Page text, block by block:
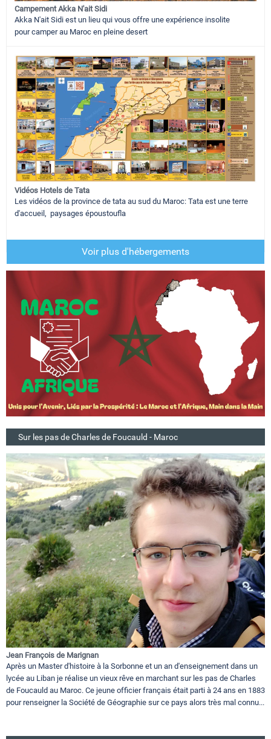
Campement Akka N'ait Sidi
Akka N'ait Sidi est un lieu qui vous offre une expérience insolite
pour camper au Maroc en pleine desert
Vidéos Hotels de Tata
Les vidéos de la province de tata au sud du Maroc: Tata est une terre
d'accueil, paysages époustoufla
Voir plus d'hébergements
Sur les pas de Charles de Foucauld - Maroc
Jean François de Marignan
Après un Master d'histoire à la Sorbonne et un an d'enseignement dans un
lycée au Liban je réalise un vieux rêve en marchant sur les pas de Charles
de Foucauld au Maroc. Ce jeune officier français était parti à 24 ans en 1883
pour renseigner la Société de Géographie sur ce pays alors très mal connu...